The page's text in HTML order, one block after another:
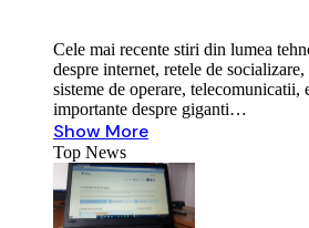
Cele mai recente stiri din lumea
despre internet, retele de
sisteme de operare, telecomunicatii,
importante despre giganti…
Show More
Top News